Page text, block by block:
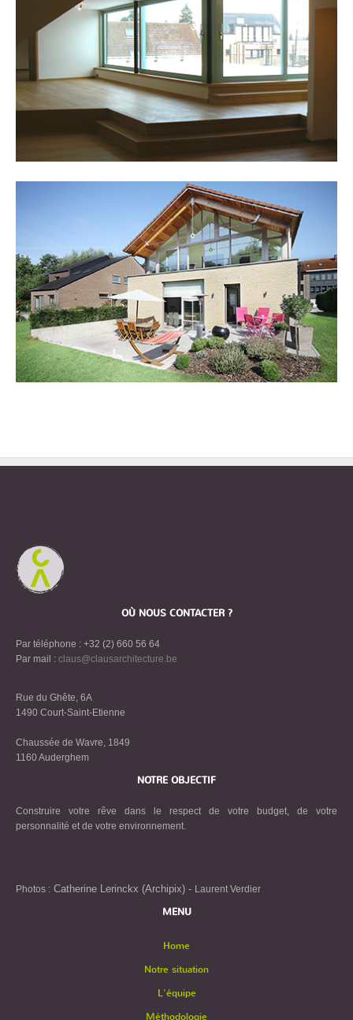
OÙ NOUS CONTACTER ?
Par téléphone : +32 (2) 660 56 64
Par mail : claus@clausarchitecture.be
Rue du Ghête, 6A
1490 Court-Saint-Etienne
Chaussée de Wavre, 1849
1160 Auderghem
NOTRE OBJECTIF
Construire votre rêve dans le respect de votre budget, de votre
personnalité et de votre environnement.
Photos : Catherine Lerinckx (Archipix) - Laurent Verdier
MENU
Home
Notre situation
L'équipe
Méthodologie